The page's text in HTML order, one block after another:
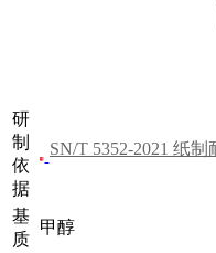
研
制
依
据
基
质
甲醇